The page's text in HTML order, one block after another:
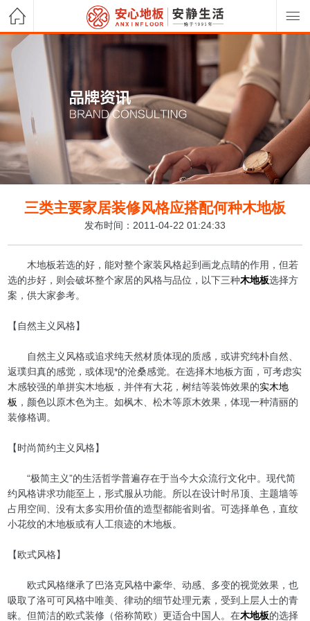
三类主要家居装修风格应搭配何种木地板
发布时间：2011-04-22 01:24:33
木地板若选的好，能对整个家装风格起到画龙点睛的作用，但若
选的步好，则会破坏整个家居的风格与品位，以下三种木地板选择方
案，供大家参考。
【自然主义风格】
自然主义风格或追求纯天然材质体现的质感，或讲究纯朴自然、
返璞归真的感觉，或体现*的沧桑感觉。在选择木地板方面，可考虑实
木感较强的单拼实木地板，并伴有大花，树结等装饰效果的实木地
板 ，颜色以原木色为主。如枫木、松木等原木效果，体现一种清丽的
装修格调。
【时尚简约主义风格】
“极简主义”的生活哲学普遍存在于当今大众流行文化中。现代简
约风格讲求功能至上，形式服从功能。所以在设计时吊顶、主题墙等
占用空间、没有太多实用价值的造型都能省则省。可选择单色，直纹
小花纹的木地板或有人工痕迹的木地板。
【欧式风格】
欧式风格继承了巴洛克风格中豪华、动感、多变的视觉效果，也
吸取了洛可可风格中唯美、律动的细节处理元素，受到上层人士的青
睐。但简洁的欧式装修（俗称简欧）更适合中国人。在木地板的选择